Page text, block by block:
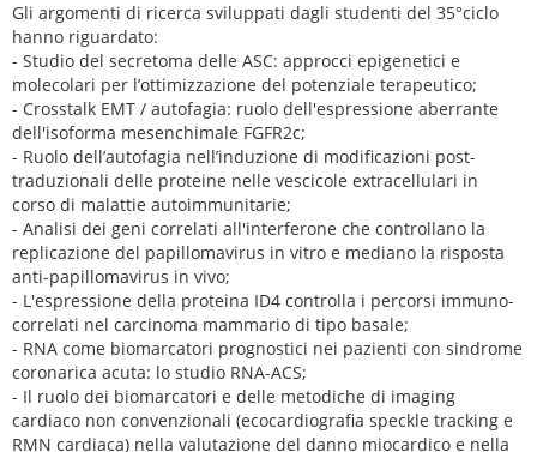
Gli argomenti di ricerca sviluppati dagli studenti del 35°ciclo
hanno riguardato:
- Studio del secretoma delle ASC: approcci epigenetici e
molecolari per l’ottimizzazione del potenziale terapeutico;
- Crosstalk EMT / autofagia: ruolo dell'espressione aberrante
dell'isoforma mesenchimale FGFR2c;
- Ruolo dell’autofagia nell’induzione di modificazioni post-
traduzionali delle proteine nelle vescicole extracellulari in
corso di malattie autoimmunitarie;
- Analisi dei geni correlati all'interferone che controllano la
replicazione del papillomavirus in vitro e mediano la risposta
anti-papillomavirus in vivo;
- L'espressione della proteina ID4 controlla i percorsi immuno-
correlati nel carcinoma mammario di tipo basale;
- RNA come biomarcatori prognostici nei pazienti con sindrome
coronarica acuta: lo studio RNA-ACS;
- Il ruolo dei biomarcatori e delle metodiche di imaging
cardiaco non convenzionali (ecocardiografia speckle tracking e
RMN cardiaca) nella valutazione del danno miocardico e nella